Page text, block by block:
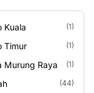
Kuala (1)
Timur (1)
Murung Raya (1)
(44)